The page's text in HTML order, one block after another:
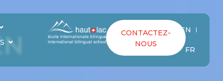
CONTACTEZ-
NOUS
EN
FR